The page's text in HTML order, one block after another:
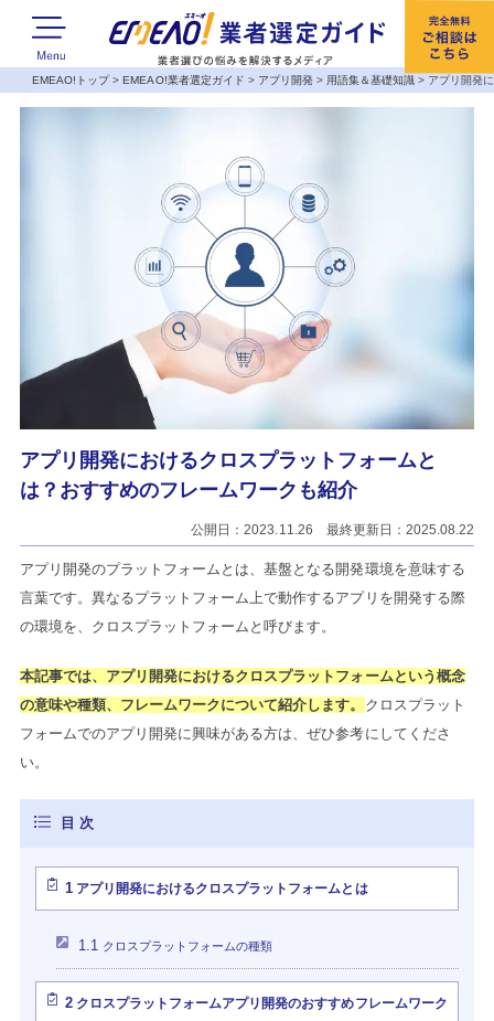
EMEAO!トップ>EMEAO!業者選定ガイド > アプリ開発> 用語集＆基礎知識 > アプリ開発
アプリ開発におけるクロスプラットフォームと
は？おすすめのフレームワークも紹介
公開日：2023.11.26 最終更新日：2025.08.22
アプリ開発のプラットフォームとは、基盤となる開発環境を意味する
言葉です。異なるプラットフォーム上で動作するアプリを開発する際
の環境を、クロスプラットフォームと呼びます。
本記事では、アプリ開発におけるクロスプラットフォームという概念
の意味や種類、フレームワークについて紹介します。 クロスプラット
フォームでのアプリ開発に興味がある方は、ぜひ参考にしてくださ
い。
1アプリ開発におけるクロスプラットフォームとは
1.1 クロスプラットフォームの種類
2クロスプラットフォームアプリ開発のおすすめフレームワーク